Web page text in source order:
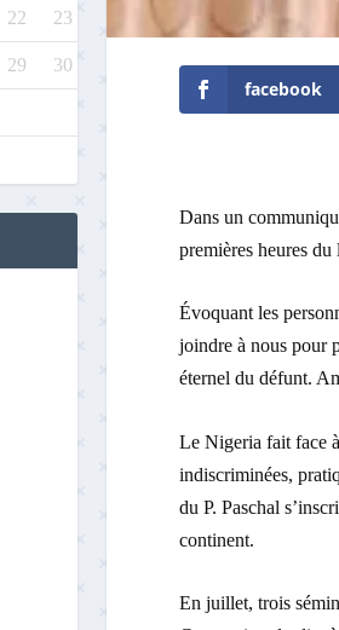
facebook
Dans un
premières heures
Évoquant les
joindre à nous pour
éternel du défunt.
Le Nigeria fait face
indiscriminées,
du P. Paschal
continent.
En juillet, trois
22 23
29 30